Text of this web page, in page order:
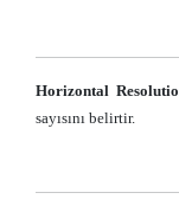
Horizontal
sayısını belirtir.